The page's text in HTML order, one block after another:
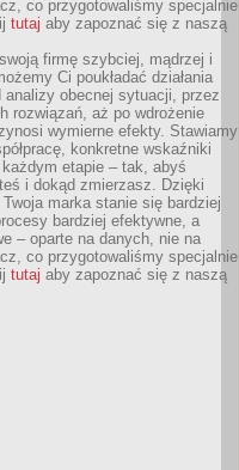
co przygotowaliśmy specjalnie
tutaj aby zapoznać się z naszą
firmę szybciej, mądrzej i
Ci poukładać działania
analizy obecnej sytuacji, przez
rozwiązań, aż po wdrożenie
wymierne efekty. Stawiamy
konkretne wskaźniki
etapie – tak, abyś
i dokąd zmierzasz. Dzięki
Twoja marka stanie się bardziej
bardziej efektywne, a
– oparte na danych, nie na
co przygotowaliśmy specjalnie
tutaj aby zapoznać się z naszą